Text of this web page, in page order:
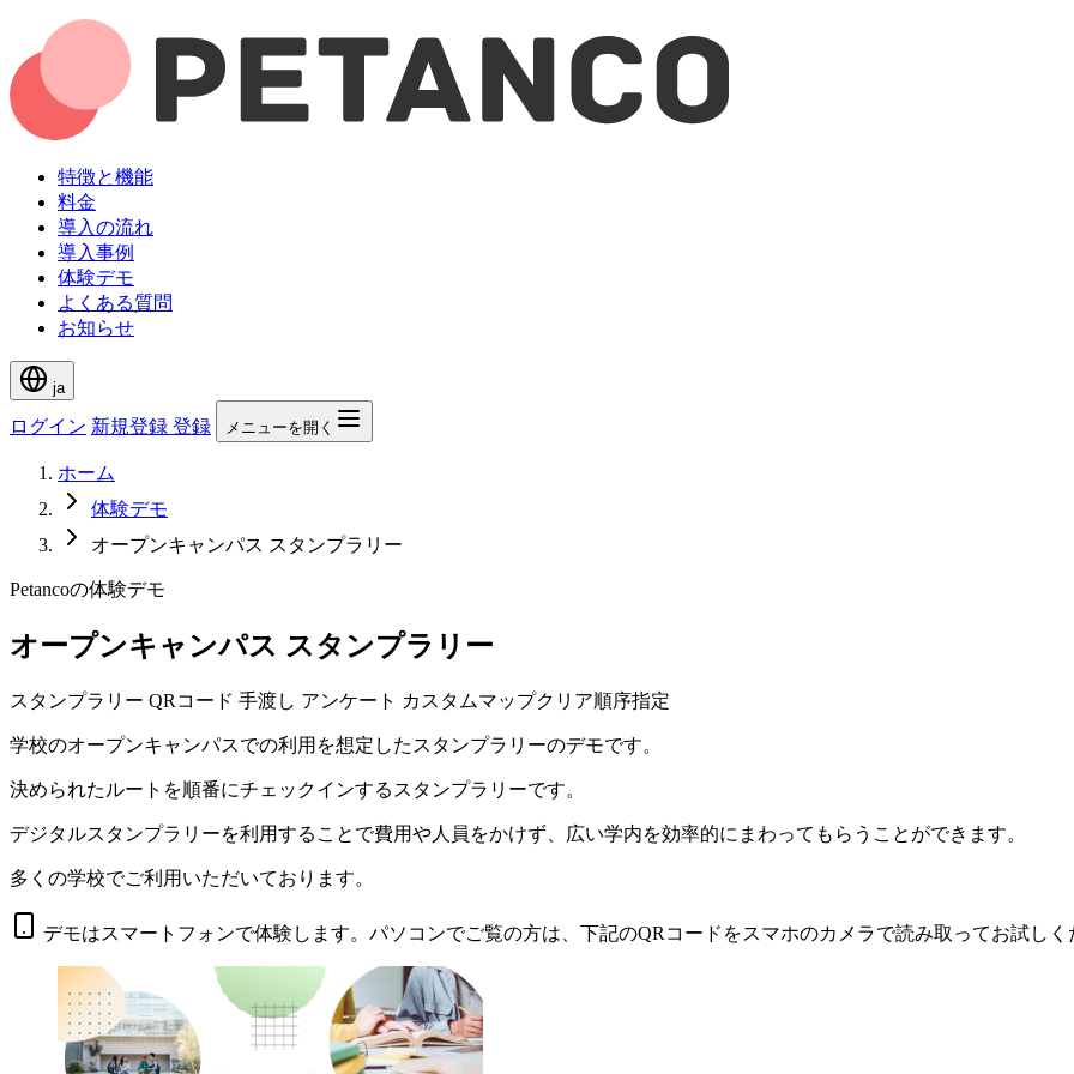
特徴と機能
料金
導入の流れ
導入事例
体験デモ
よくある質問
お知らせ
ja
ログイン 新規登録 登録 メニューを開く
ホーム
体験デモ
オープンキャンパス スタンプラリー
Petancoの体験デモ
オープンキャンパス スタンプラリー
スタンプラリー QRコード 手渡し アンケート カスタムマップクリア順序指定
学校のオープンキャンパスでの利用を想定したスタンプラリーのデモです。
決められたルートを順番にチェックインするスタンプラリーです。
デジタルスタンプラリーを利用することで費用や人員をかけず、広い学内を効率的にまわってもらうことができます。
多くの学校でご利用いただいております。
デモはスマートフォンで体験 します。パソコンでご覧の方は、下記のQRコードをスマホのカメラで読み取ってお試しく